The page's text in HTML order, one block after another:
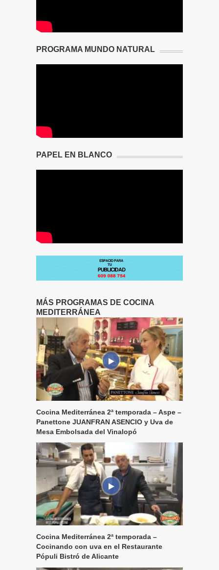
PROGRAMA MUNDO NATURAL
PAPEL EN BLANCO
MÁS PROGRAMAS DE COCINA
MEDITERRÁNEA
Cocina Mediterránea 2ª temporada – Aspe –
Panettone JUANFRAN ASENCIO y Uva de
Mesa Embolsada del Vinalopó
Cocina Mediterránea 2ª temporada –
Cocinando con uva en el Restaurante
Pópuli Bistró de Alicante